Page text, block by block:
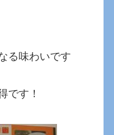
る味わいです
です！